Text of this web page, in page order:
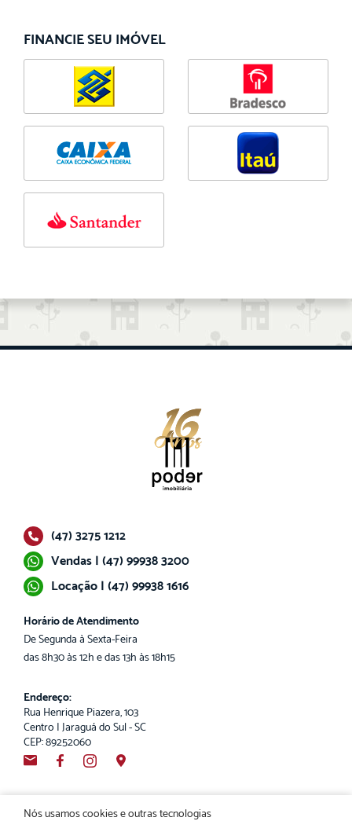
Nós usamos cookies e outras tecnologias
FINANCIE SEU IMÓVEL
(47) 3275 1212
Vendas | (47) 99938 3200
Locação | (47) 99938 1616
Horário de Atendimento
De Segunda à Sexta-Feira
das 8h30 às 12h e das 13h às 18h15
Endereço:
Rua Henrique Piazera, 103
Centro | Jaraguá do Sul - SC
CEP: 89252060